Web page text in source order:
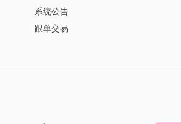
系统公告
跟单交易